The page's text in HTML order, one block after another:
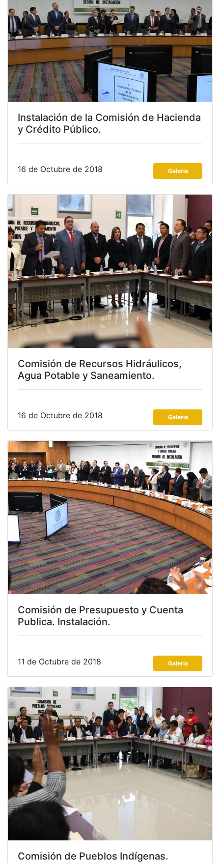
Instalación de la Comisión de Hacienda
y Crédito Público.
16 de Octubre de 2018 Galeria
Comisión de Recursos Hidráulicos,
Agua Potable y Saneamiento.
16 de Octubre de 2018 Galeria
Comisión de Presupuesto y Cuenta
Publica. Instalación.
11 de Octubre de 2018 Galeria
Comisión de Pueblos Indígenas.